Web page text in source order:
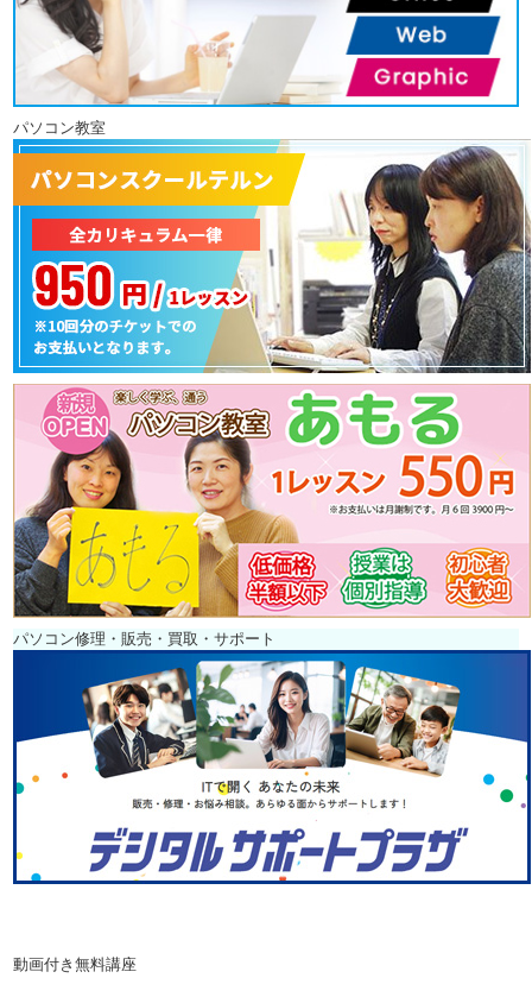
パソコン教室
パソコン修理・販売・買取・サポート
動画付き無料講座